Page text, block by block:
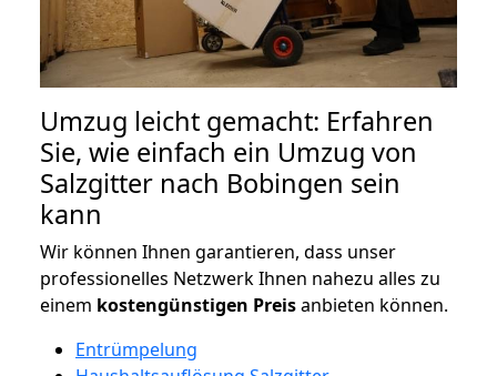
Umzug leicht gemacht: Erfahren
Sie, wie einfach ein Umzug von
Salzgitter nach Bobingen sein
kann
Wir können Ihnen garantieren, dass unser
professionelles Netzwerk Ihnen nahezu alles zu
einem kostengünstigen Preisanbieten können.
Entrümpelung